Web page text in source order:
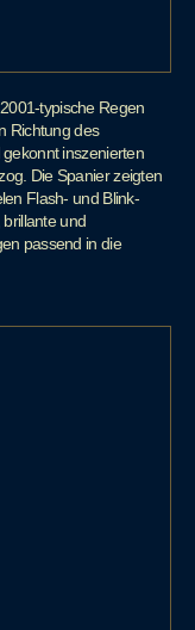
typische Regen
Richtung des
inszenierten
Die Spanier zeigten
Flash- und Blink-
und
passend in die